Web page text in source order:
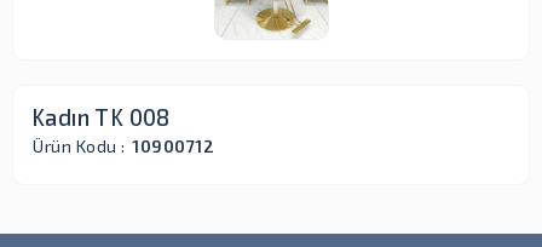
Kadın TK 008
Ürün Kodu : 10900712